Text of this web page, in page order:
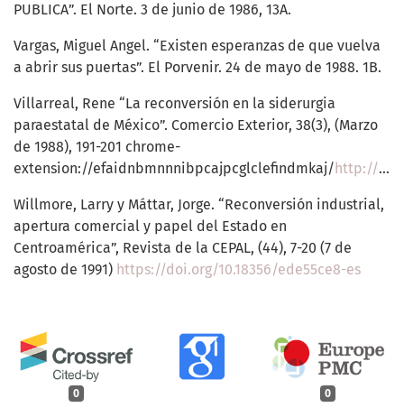
0 0
PUBLICA”. El Norte. 3 de junio de 1986, 13A.
Vargas, Miguel Angel. “Existen esperanzas de que vuelva
a abrir sus puertas”. El Porvenir. 24 de mayo de 1988. 1B.
Villarreal, Rene “La reconversión en la siderurgia
paraestatal de México”. Comercio Exterior, 38(3), (Marzo
de 1988), 191-201 chrome-
extension://efaidnbmnnnibpcajpcglclefindmkaj/ http://revistas.bancomext.gob.mx/rce/magazines/184/1/RCE1.pdf
Willmore, Larry y Máttar, Jorge. “Reconversión industrial,
apertura comercial y papel del Estado en
Centroamérica”, Revista de la CEPAL, (44), 7-20 (7 de
agosto de 1991) https://doi.org/10.18356/ede55ce8-es